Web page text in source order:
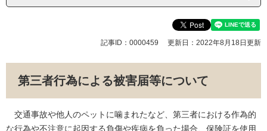
記事ID：0000459 更新日：2022年8月18日更新
第三者行為による被害届等について
交通事故や他人のペットに噛まれたなど、第三者における作為的
な行為や不注意に起因する負傷や疾病を負った場合、保険証を使用